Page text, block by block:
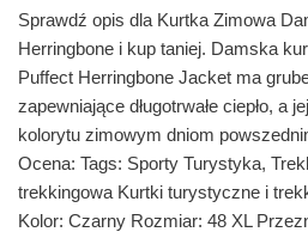
Sprawdź opis dla Kurtka Zimowa
Herringbone i kup taniej. Damska
Puffect Herringbone Jacket ma
zapewniające długotrwałe ciepło, a
kolorytu zimowym dniom
Ocena: Tags: Sporty Turystyka,
trekkingowa Kurtki turystyczne i
Kolor: Czarny Rozmiar: 48 XL